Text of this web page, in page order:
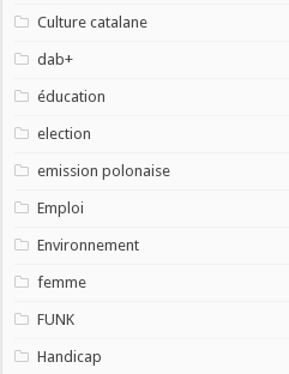
Culture catalane
dab+
éducation
election
emission polonaise
Emploi
Environnement
femme
FUNK
Handicap